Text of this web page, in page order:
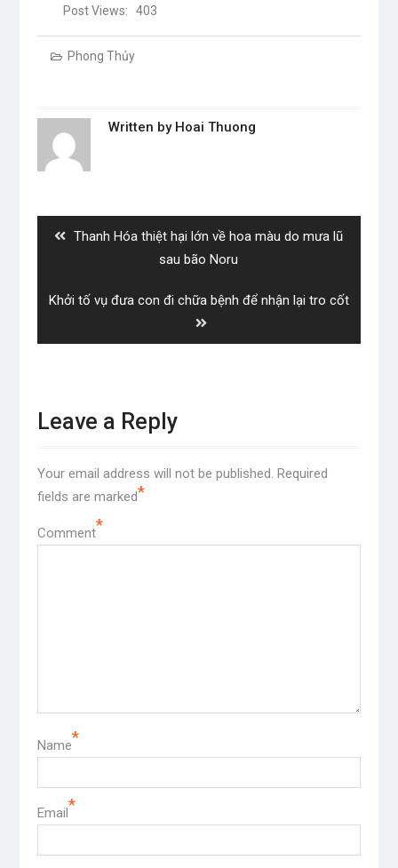
Post Views: 403
Phong Thủy
Written by Hoai Thuong
Previous
Thanh Hóa thiệt hại lớn về hoa màu do mưa lũ
sau bão Noru
Next
Khởi tố vụ đưa con đi chữa bệnh để nhận lại tro cốt
Leave a Reply
Your email address will not be published. Required
fields are marked*
Comment*
Name*
Email*